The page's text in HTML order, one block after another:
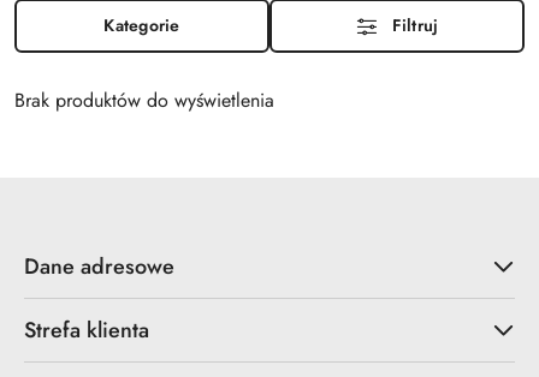
Kategorie Filtruj
Brak produktów do wyświetlenia
Dane adresowe
Strefa klienta